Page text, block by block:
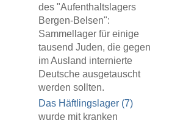
des "Aufenthaltslagers
Bergen-Belsen":
Sammellager für einige
tausend Juden, die gegen
im Ausland internierte
Deutsche ausgetauscht
werden sollten.
Das Häftlingslager (7)
wurde mit kranken